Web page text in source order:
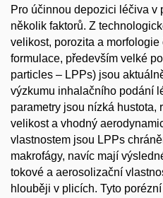
Pro účinnou depozici léčiva v
několik faktorů. Z
velikost, porozita a
formulace, především velké
particles – LPPs) jsou
výzkumu inhalačního podání
parametry jsou nízká hustota,
velikost a vhodný
vlastnostem jsou LPPs
makrofágy, navíc mají
tokové a aerosolizační
hlouběji v plicích. Tyto